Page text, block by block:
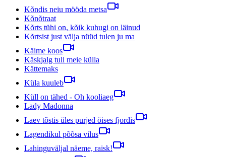
Kõndis neiu mööda metsa
Kõnõtraat
Kõrts tühi on, kõik kuhugi on läinud
Kõrtsist just välja nüüd tulen ju ma
Käime koos
Käskjalg tuli meie külla
Kättemaks
Küla kuuleb
Küll on tähed - Oh kooliaeg
Lady Madonna
Laev tõstis üles purjed öises fjordis
Lagendikul põõsa vilus
Lahinguväljal näeme, raisk!